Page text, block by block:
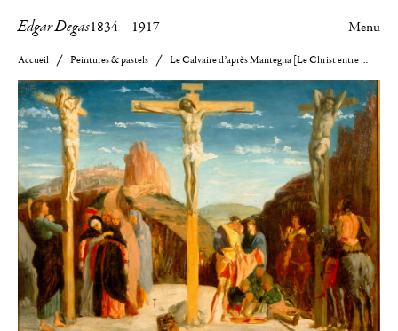
Edgar Degas1834– 1917 Menu
Accueil Peintures & pastels Le Calvaire d’après Mantegna [Le Christ entre les deux larrons]